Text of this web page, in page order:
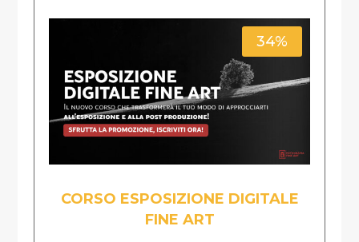
34%
CORSO ESPOSIZIONE DIGITALE
FINE ART